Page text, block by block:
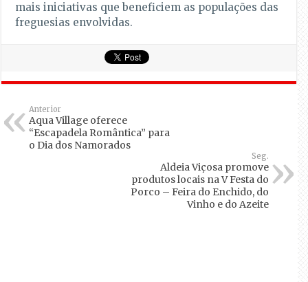
mais iniciativas que beneficiem as populações das
freguesias envolvidas.
Anterior
Aqua Village oferece
“Escapadela Romântica” para
o Dia dos Namorados
Seg.
Aldeia Viçosa promove
produtos locais na V Festa do
Porco – Feira do Enchido, do
Vinho e do Azeite